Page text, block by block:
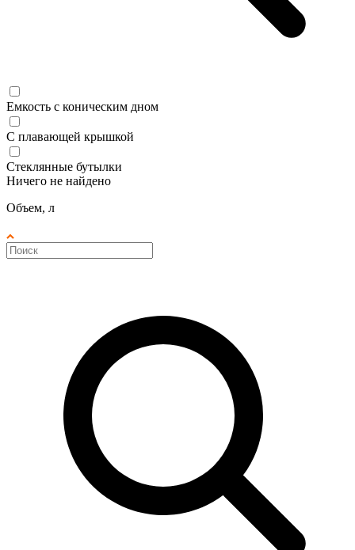
Емкость с коническим дном
С плавающей крышкой
Стеклянные бутылки
Ничего не найдено
Объем, л